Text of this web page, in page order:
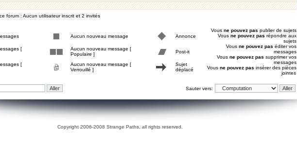
forum : Aucun utilisateur inscrit et 2 invités
Aucun nouveau message Annonce
[
Aucun nouveau message [
Populaire ]
Post-it
[
Aucun nouveau message [
Verrouillé ]
Sujet
déplacé
Vous ne pouvez pas publier de sujets
Vous ne pouvez pas répondre aux
sujets
Vous ne pouvez pas éditer vos
messages
Vous ne pouvez pas supprimer vos
messages
Vous ne pouvez pas insérer des pièces
jointes
Sauter vers:
Copyright 2006-2008 Strange Paths, all rights reserved.